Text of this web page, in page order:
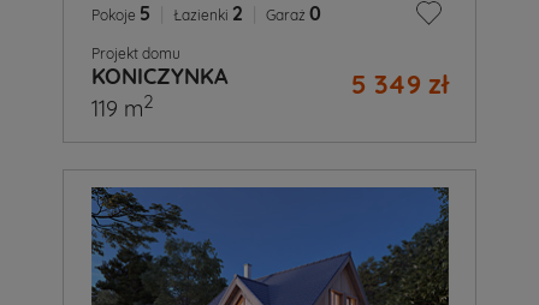
Pokoje 5 Łazienki 2 Garaż 0
Projekt domu
KONICZYNKA 5 349 zł
119 m2